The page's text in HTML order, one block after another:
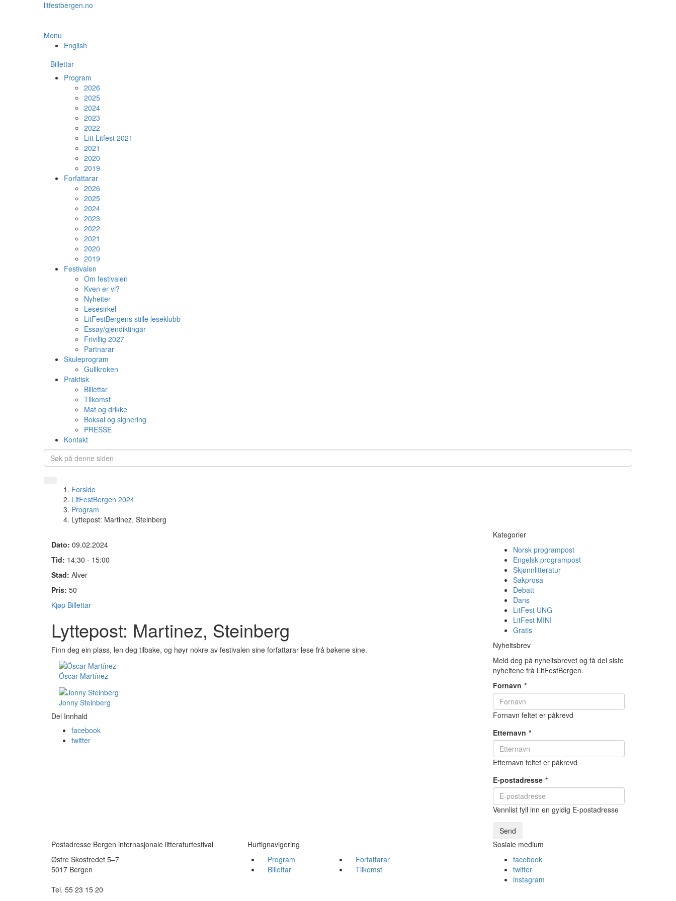
litfestbergen.no
Menu
English
Billettar
Program
2026
2025
2024
2023
2022
Litt Litfest 2021
2021
2020
2019
Forfattarar
2026
2025
2024
2023
2022
2021
2020
2019
Festivalen
Om festivalen
Kven er vi?
Nyheiter
Lesesirkel
LitFestBergens stille leseklubb
Essay/gjendiktingar
Frivillig 2027
Partnarar
Skuleprogram
Gullkroken
Praktisk
Billettar
Tilkomst
Mat og drikke
Boksal og signering
PRESSE
Kontakt
Forside
LitFestBergen 2024
Program
Lyttepost: Martinez, Steinberg
Dato: 09.02.2024
Tid: 14:30 - 15:00
Stad: Alver
Pris: 50
Kjøp Billettar
Lyttepost: Martinez, Steinberg
Finn deg ein plass, len deg tilbake, og høyr nokre av festivalen sine forfattarar lese frå bøkene sine.
Óscar Martínez
Jonny Steinberg
Del Innhald
facebook
twitter
Kategorier
Norsk programpost
Engelsk programpost
Skjønnlitteratur
Sakprosa
Debatt
Dans
LitFest UNG
LitFest MINI
Gratis
Nyheitsbrev
Meld deg på nyheitsbrevet og få dei siste
nyheitene frå LitFestBergen.
Fornavn *
Fornavn feltet er påkrevd
Etternavn *
Etternavn feltet er påkrevd
E-postadresse *
Vennlist fyll inn en gyldig E-postadresse
Send
Postadresse Bergen internasjonale litteraturfestival
Østre Skostredet 5–7
5017 Bergen
Tel. 55 23 15 20
Hurtignavigering
Program
Forfattarar
Billettar
Tilkomst
Sosiale medium
facebook
twitter
instagram